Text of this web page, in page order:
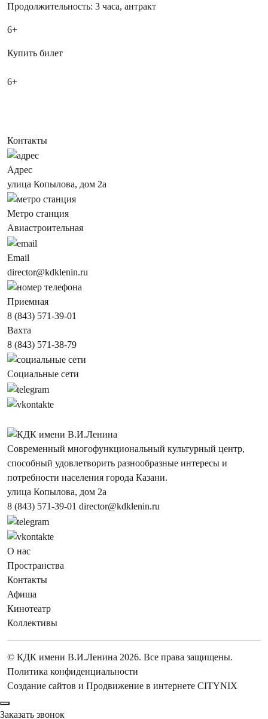
6+
Продолжительность: 3 часа, антракт
6+
Купить билет
Контакты
Адрес
улица Копылова, дом 2а
Метро станция
Авиастроительная
Email
director@kdklenin.ru
Приемная
8 (843) 571-39-01
Вахта
8 (843) 571-38-79
Социальные сети
Современный многофункциональный культурный центр,
способный удовлетворить разнообразные интересы и
потребности населения города Казани.
улица Копылова, дом 2а
8 (843) 571-39-01 director@kdklenin.ru
О нас
Пространства
Контакты
Афиша
Кинотеатр
Коллективы
© КДК имени В.И.Ленина 2026. Все права защищены.
Политика конфиденциальности
Создание сайтов и Продвижение в интернете CITYNIX
Заказать звонок